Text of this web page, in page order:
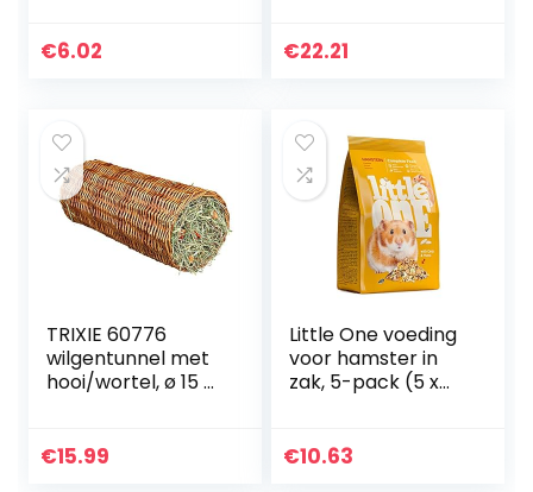
€6.02 €22.21
TRIXIE 60776
wilgentunnel met
hooi/wortel, ø 15 ×
€15.99
Little One voeding
voor hamster in
zak, 5-pack (5 x
€10.63